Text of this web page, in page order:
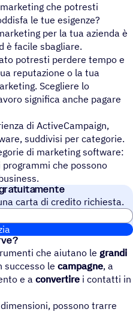
che potresti
le tue esigenze?
per la tua azienda è
è facile sbagliare.
potresti perdere tempo e
reputazione o la tua
Scegliere lo
significa anche pagare
di ActiveCampaign,
suddivisi per categorie.
di marketing software:
che possono
carta di credito richiesta.
che aiutano le grandi
successo le campagne, a
e a convertire i contatti in
possono trarre